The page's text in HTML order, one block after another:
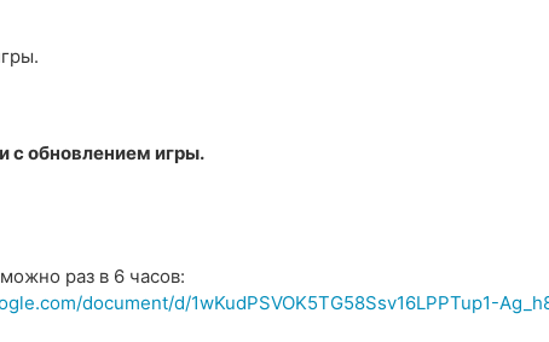
с обновлением игры.
раз в 6 часов:
document/d/1wKudPSVOK5TG58Ssv16LPPTup1-